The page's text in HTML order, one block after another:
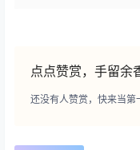
点点赞赏，手留余
还没有人赞赏，快来当第